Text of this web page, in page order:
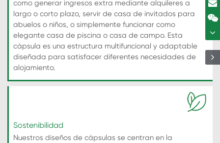
como generar ingresos extra mediante alquileres a
largo o corto plazo, servir de casa de invitados para
abuelos o niños, o simplemente funcionar como
elegante casa de piscina o casa de campo. Esta
cápsula es una estructura multifuncional y adaptable
diseñada para satisfacer diferentes necesidades de
alojamiento.
Sostenibilidad
Nuestros diseños de cápsulas se centran en la